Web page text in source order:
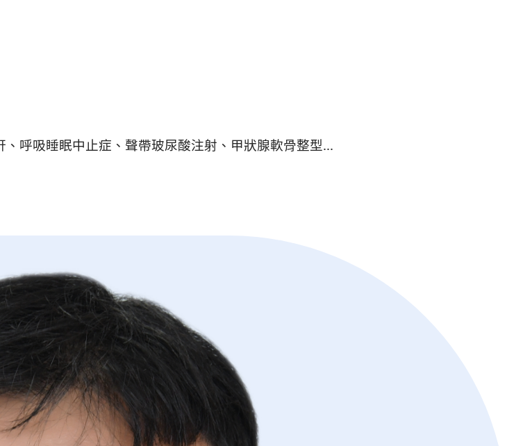
呼吸睡眠中止症、聲帶玻尿酸注射、甲狀腺軟骨整型...